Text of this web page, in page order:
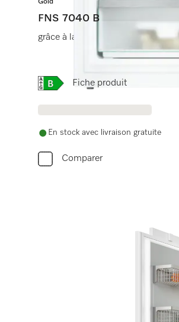
Gold
FNS 7040 B
grâce à la fonction NoFrost et 3
Online Label Flag, Étiquette
Fiche produit
En stock avec livraison gratuite
Comparer